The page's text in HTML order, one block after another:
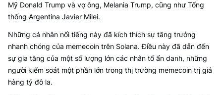
Mỹ Donald Trump và vợ ông, Melania Trump, cũng như Tổng
thống Argentina Javier Milei.
Những cá nhân nổi tiếng này đã kích thích sự tăng trưởng
nhanh chóng của memecoin trên Solana. Điều này đã dẫn đến
sự gia tăng của một số lượng lớn các nhân tố ẩn danh, những
người kiểm soát một phần lớn trong thị trường memecoin trị giá
hàng tỷ đô la.